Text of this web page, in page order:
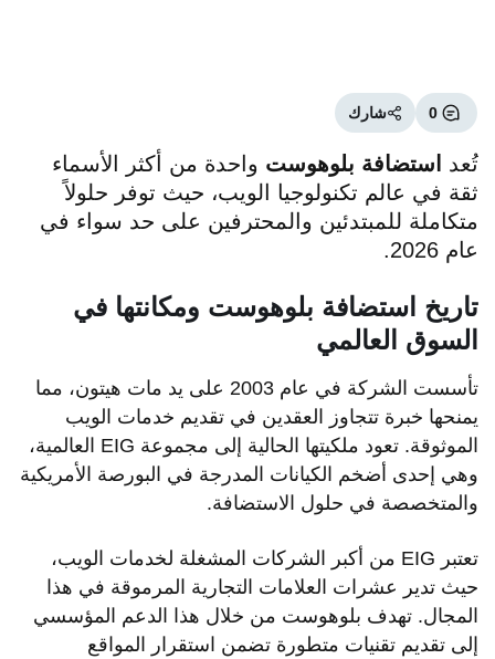
0 شارك
تُعد استضافة بلوهوست واحدة من أكثر الأسماء
ثقة في عالم تكنولوجيا الويب، حيث توفر حلولاً
متكاملة للمبتدئين والمحترفين على حد سواء في
عام 2026.
تاريخ استضافة بلوهوست ومكانتها في
السوق العالمي
تأسست الشركة في عام 2003 على يد مات هيتون، مما
يمنحها خبرة تتجاوز العقدين في تقديم خدمات الويب
الموثوقة. تعود ملكيتها الحالية إلى مجموعة EIG العالمية،
وهي إحدى أضخم الكيانات المدرجة في البورصة الأمريكية
والمتخصصة في حلول الاستضافة.
تعتبر EIG من أكبر الشركات المشغلة لخدمات الويب،
حيث تدير عشرات العلامات التجارية المرموقة في هذا
المجال. تهدف بلوهوست من خلال هذا الدعم المؤسسي
إلى تقديم تقنيات متطورة تضمن استقرار المواقع